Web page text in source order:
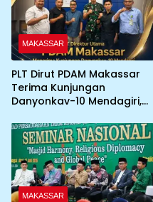
MAKASSAR
PLT Dirut PDAM Makassar
Terima Kunjungan
Danyonkav-10 Mendagiri,
Layanan Air Bersih Asrama
MAKASSAR